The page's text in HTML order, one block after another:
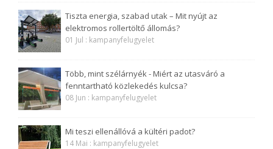
Tiszta energia, szabad utak – Mit nyújt az
elektromos rollertöltő állomás?
01 Jul : kampanyfelugyelet
Több, mint szélárnyék - Miért az utasváró a
fenntartható közlekedés kulcsa?
08 Jun : kampanyfelugyelet
Mi teszi ellenállóvá a kültéri padot?
14 Mai : kampanyfelugyelet